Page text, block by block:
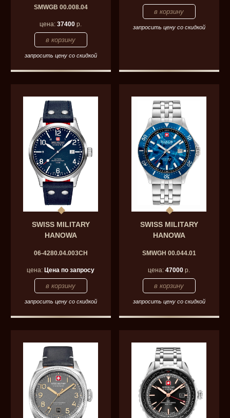
SMWGB 00.008.04
цена:37400 р.
запросить цену со скидкой
запросить цену со скидкой
SWISS MILITARY
HANOWA
06-4280.04.003CH
цена:Цена по запросу
запросить цену со скидкой
SWISS MILITARY
HANOWA
SMWGH 00.044.01
цена:47000 р.
запросить цену со скидкой